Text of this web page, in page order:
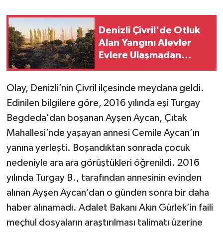
Denizli Çivril'de Otluk
Alan Yangını Alevler
Evlere Ulaşmadan
Olay, Denizli’nin Çivril ilçesinde meydana geldi.
Edinilen bilgilere göre, 2016 yılında eşi Turgay
Begdeda'dan boşanan Ayşen Aycan, Çıtak
Mahallesi’nde yaşayan annesi Cemile Aycan’ın
yanına yerleşti. Boşandıktan sonrada çocuk
nedeniyle ara ara görüştükleri öğrenildi. 2016
yılında Turgay B., tarafından annesinin evinden
alınan Ayşen Aycan’dan o günden sonra bir daha
haber alınamadı. Adalet Bakanı Akın Gürlek’in faili
meçhul dosyaların araştırılması talimatı üzerine